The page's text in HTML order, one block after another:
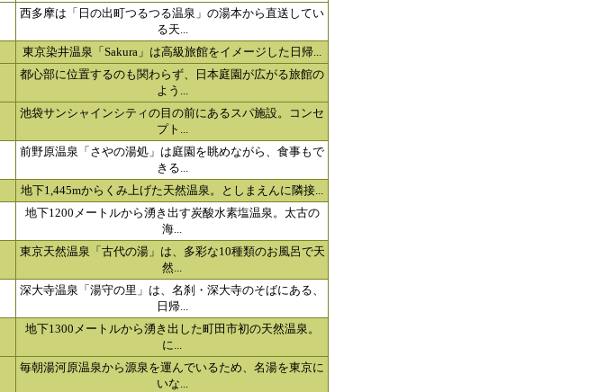
西多摩は「日の出町つるつる温泉」の湯本から直送してい
る天...
東京染井温泉「Sakura」は高級旅館をイメージした日帰...
都心部に位置するのも関わらず、日本庭園が広がる旅館の
よう...
池袋サンシャインシティの目の前にあるスパ施設。コンセ
プト...
前野原温泉「さやの湯処」は庭園を眺めながら、食事もで
きる...
地下1,445mからくみ上げた天然温泉。としまえんに隣接...
地下1200メートルから湧き出す炭酸水素塩温泉。太古の
海...
東京天然温泉「古代の湯」は、多彩な10種類のお風呂で天
然...
深大寺温泉「湯守の里」は、名刹・深大寺のそばにある、
日帰...
地下1300メートルから湧き出した町田市初の天然温泉。
に...
毎朝湯河原温泉から源泉を運んでいるため、名湯を東京に
いな...